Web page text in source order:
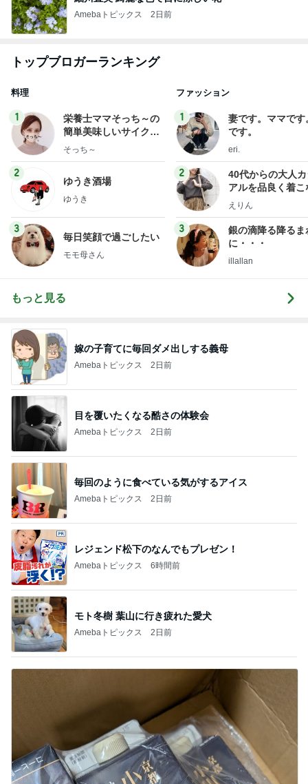
Amebaトピックス 2日前
トップブロガーランキング
料理
1
栄養士ママそっち～の
簡単美味しいサイクル
献立
そっち～
2
ゆうき酒場
ゆうき
3
毎日笑顔で過ごしたい
モモ母さん
ファッション
1
妻です。ママです
です。
eri.
2
40代からの大人
アルを品良く着こ
ファッションブロ
えりん
3
銀の滴降る降るま
に・・・
illallan
もっと見る
嫁の子育てに毎回ダメ出しする義母
Amebaトピックス 2日前
目を覆いたくなる酷さの体験会
Amebaトピックス 2日前
毎回のように食べている気がするアイス
Amebaトピックス 2日前
レジェンド松下のなんでもプレゼン！
Amebaトピックス 6時間前
モト冬樹 葉山に行き疲れた愛犬
Amebaトピックス 2日前